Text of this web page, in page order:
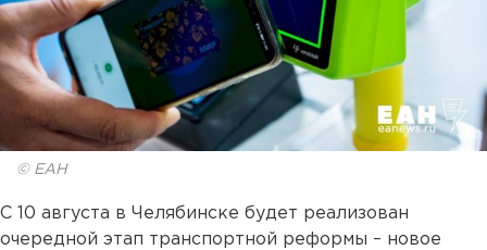
© ЕАН
С 10 августа в Челябинске будет реализован
очередной этап транспортной реформы – новое